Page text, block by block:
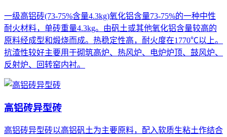
一级高铝砖(73-75%含量4.3kg)氧化铝含量73-75%的一种中性
耐火材料，单砖重量4.3kg。由矾土或其他氧化铝含量较高的
原料经成型和煅烧而成。热稳定性高，耐火度在1770℃以上。
抗渣性较好主要用于砌筑高炉、热风炉、电炉炉顶、鼓风炉、
反射炉、回转窑内衬。
高铝砖异型砖
高铝砖异型砖以高铝矾土为主要原料，配入软质生粘土作结合